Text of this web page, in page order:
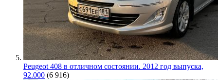
Peugeot 408 в отличном состоянии. 2012 год выпуска,
92.000 (6 916)